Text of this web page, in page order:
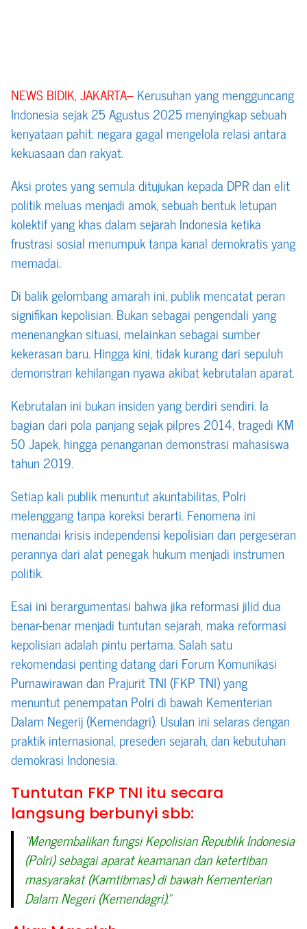
NEWS BIDIK, JAKARTA–Kerusuhan yang mengguncang
Indonesia sejak 25 Agustus 2025 menyingkap sebuah
kenyataan pahit: negara gagal mengelola relasi antara
kekuasaan dan rakyat.
Aksi protes yang semula ditujukan kepada DPR dan elit
politik meluas menjadi amok, sebuah bentuk letupan
kolektif yang khas dalam sejarah Indonesia ketika
frustrasi sosial menumpuk tanpa kanal demokratis yang
memadai.
Di balik gelombang amarah ini, publik mencatat peran
signifikan kepolisian. Bukan sebagai pengendali yang
menenangkan situasi, melainkan sebagai sumber
kekerasan baru. Hingga kini, tidak kurang dari sepuluh
demonstran kehilangan nyawa akibat kebrutalan aparat.
Kebrutalan ini bukan insiden yang berdiri sendiri. Ia
bagian dari pola panjang sejak pilpres 2014, tragedi KM
50 Japek, hingga penanganan demonstrasi mahasiswa
tahun 2019.
Setiap kali publik menuntut akuntabilitas, Polri
melenggang tanpa koreksi berarti. Fenomena ini
menandai krisis independensi kepolisian dan pergeseran
perannya dari alat penegak hukum menjadi instrumen
politik.
Esai ini berargumentasi bahwa jika reformasi jilid dua
benar-benar menjadi tuntutan sejarah, maka reformasi
kepolisian adalah pintu pertama. Salah satu
rekomendasi penting datang dari Forum Komunikasi
Purnawirawan dan Prajurit TNI (FKP TNI) yang
menuntut penempatan Polri di bawah Kementerian
Dalam Negerij (Kemendagri). Usulan ini selaras dengan
praktik internasional, preseden sejarah, dan kebutuhan
demokrasi Indonesia.
Tuntutan FKP TNI itu secara
langsung berbunyi sbb:
“Mengembalikan fungsi Kepolisian Republik Indonesia
(Polri) sebagai aparat keamanan dan ketertiban
masyarakat (Kamtibmas) di bawah Kementerian
Dalam Negeri (Kemendagri).”